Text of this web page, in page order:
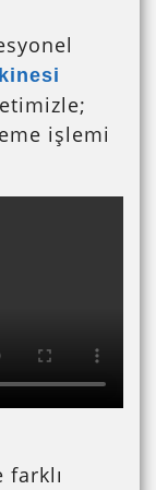
işlemi
farklı